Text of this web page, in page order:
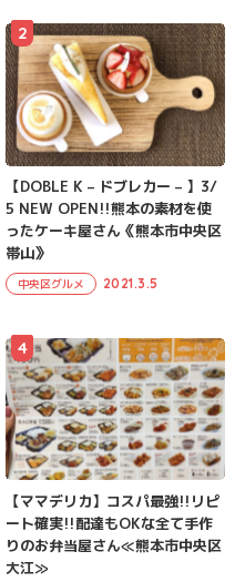
【DOBLE K – ドブレカー – 】3/
5 NEW OPEN!!熊本の素材を使
ったケーキ屋さん《熊本市中央区
帯山》
中央区グルメ 2021.3.5
2
【ママデリカ】コスパ最強!!リピ
ート確実!!配達もOKな全て手作
りのお弁当屋さん≪熊本市中央区
大江≫
4